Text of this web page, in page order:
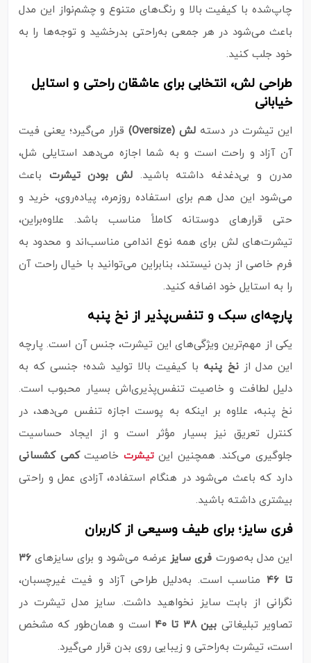
چاپ‌شده با کیفیت بالا و رنگ‌های متنوع و چشم‌نواز این مدل
باعث می‌شود در هر جمعی به‌راحتی بدرخشید و توجه‌ها را به
خود جلب کنید.
طراحی لش، انتخابی برای عاشقان راحتی و استایل
خیابانی
این تیشرت در دسته لش (Oversize)
قرار می‌گیرد؛ یعنی فیت
آن آزاد و راحت است و به شما اجازه می‌دهد استایلی شل،
مدرن و بی‌دغدغه داشته باشید.لش بودن تیشرت باعث
می‌شود این مدل هم برای استفاده روزمره، پیاده‌روی، خرید و
حتی قرارهای دوستانه کاملاً مناسب باشد. علاوه‌براین،
تیشرت‌های لش برای همه نوع اندامی مناسب‌اند و محدود به
فرم خاصی از بدن نیستند، بنابراین می‌توانید با خیال راحت آن
را به استایل خود اضافه کنید.
پارچه‌ای سبک و تنفس‌پذیر از نخ پنبه
یکی از مهم‌ترین ویژگی‌های این تیشرت، جنس آن است. پارچه
این مدل ازنخ پنبه با کیفیت بالا تولید شده؛ جنسی که به
دلیل لطافت و خاصیت تنفس‌پذیری‌اش بسیار محبوب است.
نخ پنبه، علاوه بر اینکه به پوست اجازه تنفس می‌دهد، در
کنترل تعریق نیز بسیار مؤثر است و از ایجاد حساسیت
جلوگیری می‌کند. همچنین اینتیشرت خاصیتکمی کشسانی
دارد که باعث می‌شود در هنگام استفاده، آزادی عمل و راحتی
بیشتری داشته باشید.
فری سایز؛ برای طیف وسیعی از کاربران
این مدل به‌صورت فری سایزعرضه می‌شود و برای سایزهای ۳۶
تا ۴۶
مناسب است. به‌دلیل طراحی آزاد و فیت غیرچسبان،
نگرانی از بابت سایز نخواهید داشت. سایز مدل تیشرت در
تصاویر تبلیغاتی بین ۳۸ تا ۴۰
است و همان‌طور که مشخص
است، تیشرت به‌راحتی و زیبایی روی بدن قرار می‌گیرد.